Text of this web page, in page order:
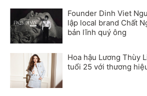
Founder Dinh Viet
lập local brand Chất
bản lĩnh quý ông
Hoa hậu Lương Thùy
tuổi 25 với thương